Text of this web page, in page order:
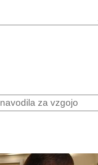
navodila za vzgojo